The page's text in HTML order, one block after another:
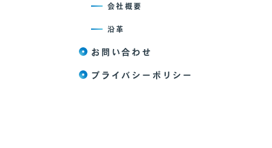
会社概要
沿革
お問い合わせ
プライバシーポリシー